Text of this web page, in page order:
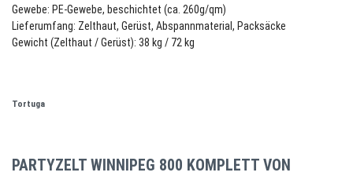
Gewebe: PE-Gewebe, beschichtet (ca. 260g/qm)
Lieferumfang: Zelthaut, Gerüst, Abspannmaterial, Packsäcke
Gewicht (Zelthaut / Gerüst): 38 kg / 72 kg
Tortuga
PARTYZELT WINNIPEG 800 KOMPLETT VON